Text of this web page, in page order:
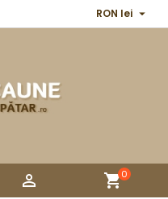
RON lei 
 shopping_cart0